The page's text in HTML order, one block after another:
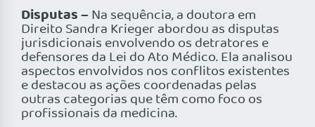
Disputas –Na sequência, a doutora em
Direito Sandra Krieger abordou as disputas
jurisdicionais envolvendo os detratores e
defensores da Lei do Ato Médico. Ela analisou
aspectos envolvidos nos conflitos existentes
e destacou as ações coordenadas pelas
outras categorias que têm como foco os
profissionais da medicina.